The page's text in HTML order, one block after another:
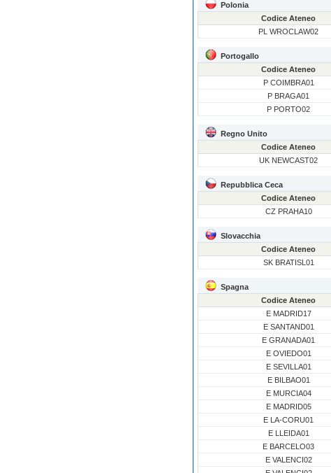
Polonia
Codice Ateneo
PL WROCLAW02
Portogallo
Codice Ateneo
P COIMBRA01
P BRAGA01
P PORTO02
Regno Unito
Codice Ateneo
UK NEWCAST02
Repubblica Ceca
Codice Ateneo
CZ PRAHA10
Slovacchia
Codice Ateneo
SK BRATISL01
Spagna
Codice Ateneo
E MADRID17
E SANTAND01
E GRANADA01
E OVIEDO01
E SEVILLA01
E BILBAO01
E MURCIA04
E MADRID05
E LA-CORU01
E LLEIDA01
E BARCELO03
E VALENCI02